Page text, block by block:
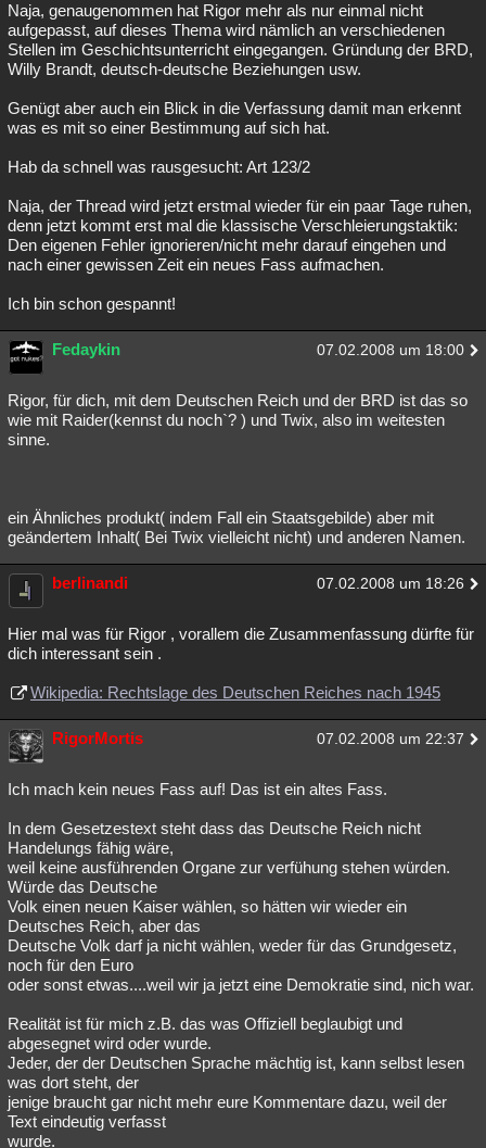
Naja, genaugenommen hat Rigor mehr als nur einmal nicht
aufgepasst, auf dieses Thema wird nämlich an verschiedenen
Stellen im Geschichtsunterricht eingegangen. Gründung der BRD,
Willy Brandt, deutsch-deutsche Beziehungen usw.
Genügt aber auch ein Blick in die Verfassung damit man erkennt
was es mit so einer Bestimmung auf sich hat.
Hab da schnell was rausgesucht: Art 123/2
Naja, der Thread wird jetzt erstmal wieder für ein paar Tage ruhen,
denn jetzt kommt erst mal die klassische Verschleierungstaktik:
Den eigenen Fehler ignorieren/nicht mehr darauf eingehen und
nach einer gewissen Zeit ein neues Fass aufmachen.
Ich bin schon gespannt!
Fedaykin 07.02.2008 um 18:00
Rigor, für dich, mit dem Deutschen Reich und der BRD ist das so
wie mit Raider(kennst du noch`? ) und Twix, also im weitesten
sinne.
ein Ähnliches produkt( indem Fall ein Staatsgebilde) aber mit
geändertem Inhalt( Bei Twix vielleicht nicht) und anderen Namen.
berlinandi 07.02.2008 um 18:26
Hier mal was für Rigor , vorallem die Zusammenfassung dürfte für
dich interessant sein .
Wikipedia: Rechtslage des Deutschen Reiches nach 1945
RigorMortis 07.02.2008 um 22:37
Ich mach kein neues Fass auf! Das ist ein altes Fass.
In dem Gesetzestext steht dass das Deutsche Reich nicht
Handelungs fähig wäre,
weil keine ausführenden Organe zur verfühung stehen würden.
Würde das Deutsche
Volk einen neuen Kaiser wählen, so hätten wir wieder ein
Deutsches Reich, aber das
Deutsche Volk darf ja nicht wählen, weder für das Grundgesetz,
noch für den Euro
oder sonst etwas....weil wir ja jetzt eine Demokratie sind, nich war.
Realität ist für mich z.B. das was Offiziell beglaubigt und
abgesegnet wird oder wurde.
Jeder, der der Deutschen Sprache mächtig ist, kann selbst lesen
was dort steht, der
jenige braucht gar nicht mehr eure Kommentare dazu, weil der
Text eindeutig verfasst
wurde.